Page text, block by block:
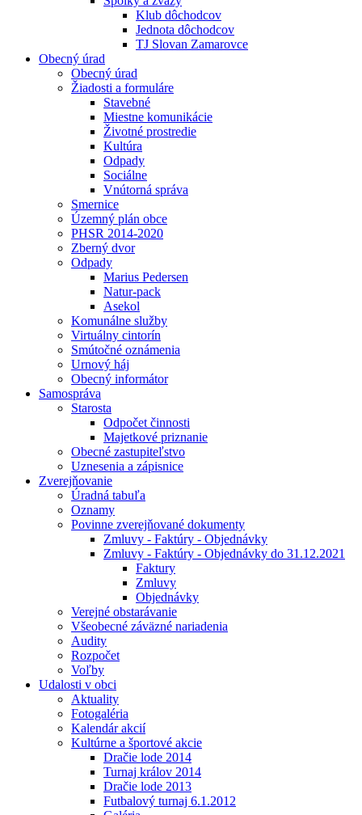
Klub dôchodcov
Jednota dôchodcov
TJ Slovan Zamarovce
Obecný úrad
Obecný úrad
Žiadosti a formuláre
Stavebné
Miestne komunikácie
Životné prostredie
Kultúra
Odpady
Sociálne
Vnútorná správa
Smernice
Územný plán obce
PHSR 2014-2020
Zberný dvor
Odpady
Marius Pedersen
Natur-pack
Asekol
Komunálne služby
Virtuálny cintorín
Smútočné oznámenia
Urnový háj
Obecný informátor
Samospráva
Starosta
Odpočet činnosti
Majetkové priznanie
Obecné zastupiteľstvo
Uznesenia a zápisnice
Zverejňovanie
Úradná tabuľa
Oznamy
Povinne zverejňované dokumenty
Zmluvy - Faktúry - Objednávky
Zmluvy - Faktúry - Objednávky do 31.12.2021
Faktury
Zmluvy
Objednávky
Verejné obstarávanie
Všeobecné záväzné nariadenia
Audity
Rozpočet
Voľby
Udalosti v obci
Aktuality
Fotogaléria
Kalendár akcií
Kultúrne a športové akcie
Dračie lode 2014
Turnaj králov 2014
Dračie lode 2013
Futbalový turnaj 6.1.2012